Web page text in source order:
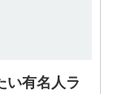
い有名人ラ